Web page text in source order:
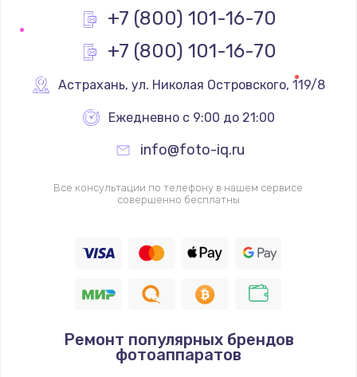
+7 (800) 101-16-70
+7 (800) 101-16-70
Астрахань, ул. Николая Островского, 119/8
Ежедневно с 9:00 до 21:00
info@foto-iq.ru
Все консультации по телефону в нашем сервисе
совершенно бесплатны
Ремонт популярных брендов
фотоаппаратов